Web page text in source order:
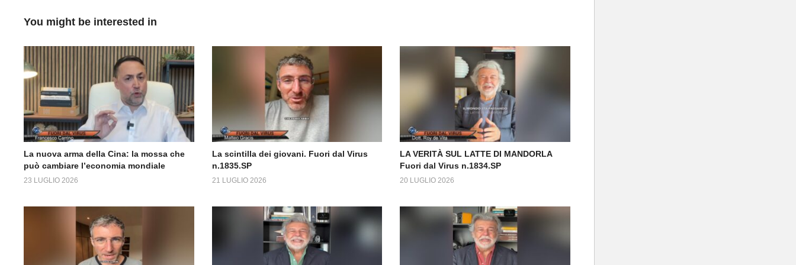
You might be interested in
La nuova arma della Cina: la mossa che
può cambiare l’economia mondiale
23 LUGLIO 2026
La scintilla dei giovani. Fuori dal Virus
n.1835.SP
21 LUGLIO 2026
LA VERITÀ SUL LATTE DI MANDORLA
Fuori dal Virus n.1834.SP
20 LUGLIO 2026